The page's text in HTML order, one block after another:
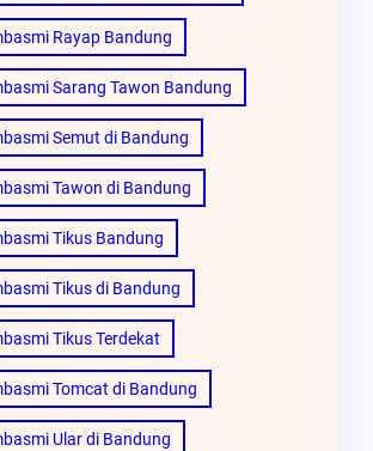
Rayap Bandung
Sarang Tawon Bandung
Semut di Bandung
Tawon di Bandung
Tikus Bandung
Tikus di Bandung
Tikus Terdekat
Tomcat di Bandung
Ular di Bandung